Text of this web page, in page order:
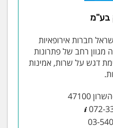
בע"מ
חברות אירופאיות
מגוון רחב של פתרונות
דגש על שרות, אמינות
072-
03-